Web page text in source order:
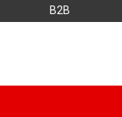
B2B